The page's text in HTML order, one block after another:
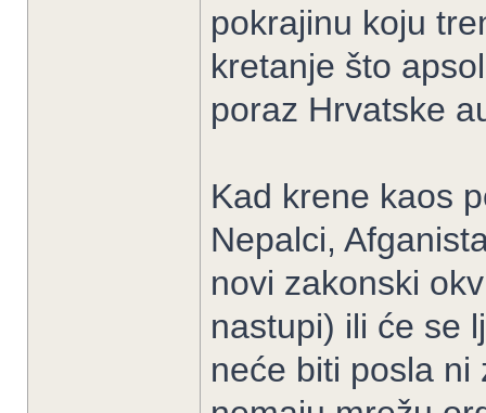
pokrajinu koju
kretanje što
poraz Hrvatske
Kad krene kaos
Nepalci,
novi zakonski
nastupi) ili će se
neće biti posla ni